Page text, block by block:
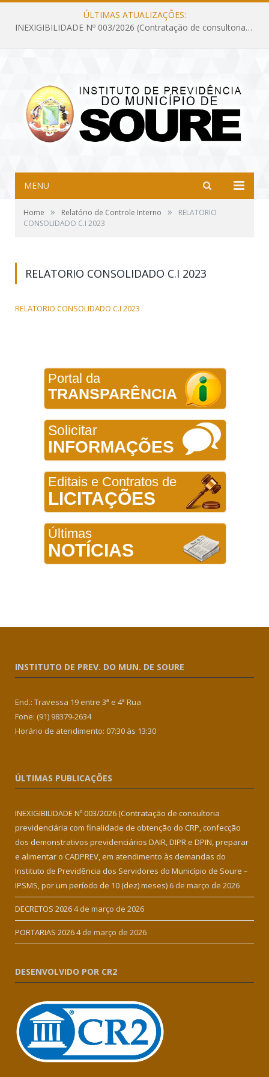
ÚLTIMAS ATUALIZAÇÕES:
INEXIGIBILIDADE Nº 003/2026 (Contratação de consultoria previdenciária com finalidade de obtenção do CRP, confecção dos demonstrativos previdenciários DAIR, DIPR e DPIN, preparar e alimentar o CADPREV, em atendimento às demandas do Instituto de Previdência dos Servidores do Município de Soure – IPSMS, por um período de 10 (dez) meses)
MENU
Home » Relatório de Controle Interno »
RELATORIO
CONSOLIDADO C.I 2023
RELATORIO CONSOLIDADO C.I 2023
RELATORIO CONSOLIDADO C.I 2023
Portal da
TRANSPARÊNCIA
Solicitar
INFORMAÇÕES
Editais e Contratos de
LICITAÇÕES
Últimas
NOTÍCIAS
INSTITUTO DE PREV. DO MUN. DE SOURE
End.: Travessa 19 entre 3ª e 4ª Rua
Fone: (91) 98379-2634
Horário de atendimento: 07:30 às 13:30
ÚLTIMAS PUBLICAÇÕES
INEXIGIBILIDADE Nº 003/2026 (Contratação de consultoria
previdenciária com finalidade de obtenção do CRP, confecção
dos demonstrativos previdenciários DAIR, DIPR e DPIN, preparar
e alimentar o CADPREV, em atendimento às demandas do
Instituto de Previdência dos Servidores do Município de Soure –
IPSMS, por um período de 10 (dez) meses) 6 de março de 2026
DECRETOS 20264 de março de 2026
PORTARIAS 20264 de março de 2026
DESENVOLVIDO POR CR2